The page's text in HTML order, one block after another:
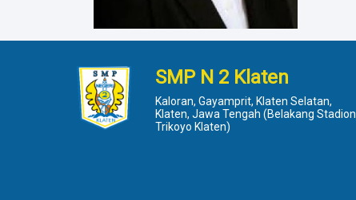
SMP N 2 Klaten
Kaloran, Gayamprit, Klaten Selatan,
Klaten, Jawa Tengah (Belakang Stadion
Trikoyo Klaten)